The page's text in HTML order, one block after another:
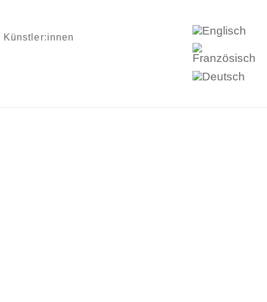
Künstler:innen